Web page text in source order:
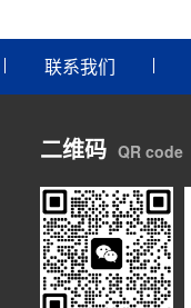
联系我们
二维码 QR code